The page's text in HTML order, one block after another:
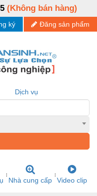
(Không bán hàng)
Đăng sản phẩm
ký
Dịch vụ
Nhà cung cấp Video clip